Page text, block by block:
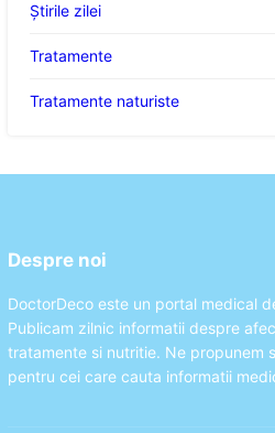
Știrile zilei
Tratamente
Tratamente naturiste
Despre noi
DoctorDeco este un portal medical
Publicam zilnic informatii despre
tratamente si nutritie. Ne propunem
pentru cei care cauta informatii